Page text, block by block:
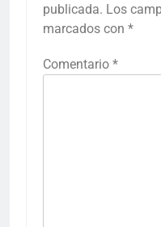
publicada. Los
marcados con *
Comentario *